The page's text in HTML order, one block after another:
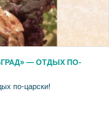
— ОТДЫХ ПО-
по-царски!